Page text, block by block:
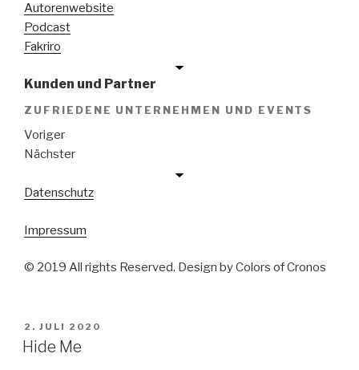
Autorenwebsite
Podcast
Fakriro
Kunden und Partner
ZUFRIEDENE UNTERNEHMEN UND EVENTS
Voriger
Nächster
Datenschutz
Impressum
© 2019 All rights Reserved. Design by Colors of Cronos
VERÖFFENTLICHT
AM
2. JULI 2020
Hide Me